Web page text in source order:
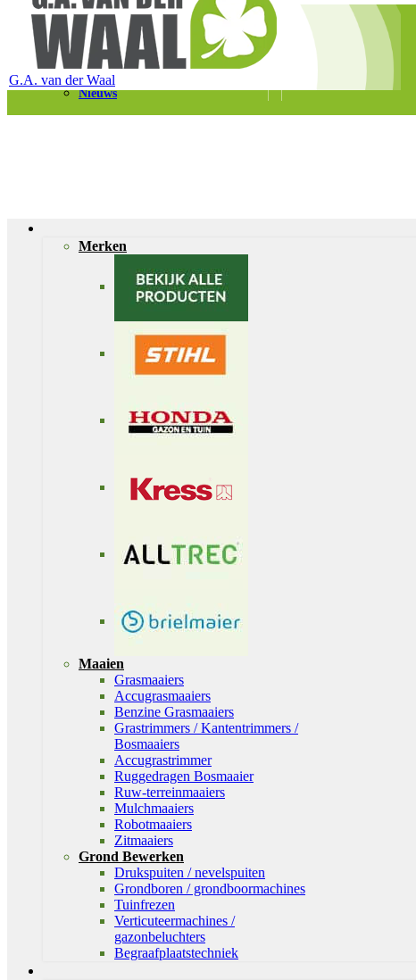
Telefoon 0180 – 421399
Schaapherderweg 6, 2988 CK Ridderkerk
Vacatures
Nieuws
G.A. van der Waal
Merken
Maaien
Grasmaaiers
Accugrasmaaiers
Benzine Grasmaaiers
Grastrimmers / Kantentrimmers /
Bosmaaiers
Accugrastrimmer
Ruggedragen Bosmaaier
Ruw-terreinmaaiers
Mulchmaaiers
Robotmaaiers
Zitmaaiers
Grond Bewerken
Drukspuiten / nevelspuiten
Grondboren / grondboormachines
Tuinfrezen
Verticuteermachines /
gazonbeluchters
Begraafplaatstechniek